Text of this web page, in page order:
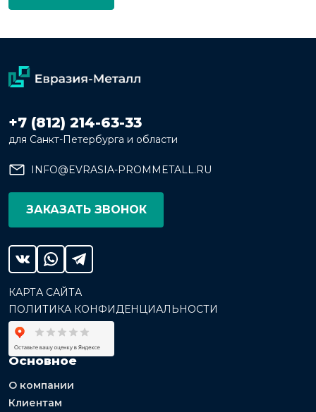
+7 (812) 214-63-33
для Санкт-Петербурга и области
INFO@EVRASIA-PROMMETALL.RU
ЗАКАЗАТЬ ЗВОНОК
КАРТА САЙТА
ПОЛИТИКА КОНФИДЕНЦИАЛЬНОСТИ
Основное
О компании
Клиентам